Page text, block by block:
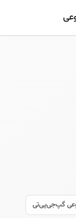
گپ‌جی‌پی‌تی